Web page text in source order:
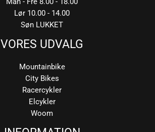
Lør 10.00 - 14.00
Søn LUKKET
VORES UDVALG
Mountainbike
City Bikes
Racercykler
Elcykler
Woom